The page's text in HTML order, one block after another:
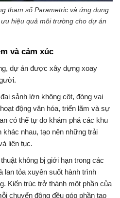
tham số Parametric và ứng dụng
hiệu quả môi trường cho dự án
và cảm xúc
dự án được xây dựng xoay
sảnh lớn không cột, đóng vai
động văn hóa, triển lãm và sự
có thể tự do khám phá các khu
nhau, tạo nên những trải
liên tục.
không bị giới hạn trong các
lan tỏa xuyên suốt hành trình
Kiến trúc trở thành một phần của
chuyển động đều góp phần tạo